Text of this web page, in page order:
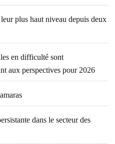
plus haut niveau depuis deux
en difficulté sont
aux perspectives pour 2026
dans le secteur des